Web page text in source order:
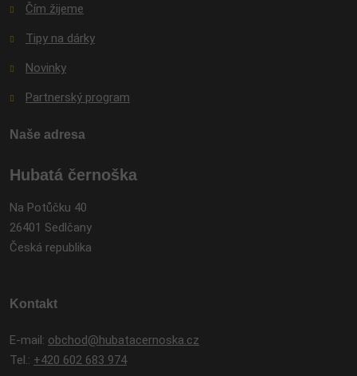
Čím žijeme
Tipy na dárky
Novinky
Partnerský program
Naše adresa
Hubatá černoška
Na Potůčku 40
26401 Sedlčany
Česká republika
Kontakt
E-mail: obchod@hubatacernoska.cz
Tel.: +420 602 683 974